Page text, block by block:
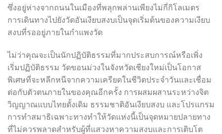
ซึ่งอยู่ห่างจากถนนในเมืองที่พลุกพล่านเพียงไม่กี่กิโลเมตร
การเดินทางไปยังวัดอันเงียบสงบเป็นจุดเริ่มต้นของความเงียบ
สงบที่รออยู่ภายในกำแพงวัด
ไม่ว่าคุณจะเป็นนักปฏิบัติธรรมที่มากประสบการณ์หรือเพิ่ง
เริ่มปฏิบัติธรรม วัดขอนม่วงในจังหวัดเชียงใหม่เป็นโอกาส
พิเศษที่จะหลีกหนีจากความเครียดในชีวิตประจำวันและเชื่อม
ต่อกับตัวตนภายในของคุณอีกครั้ง การผสมผสานระหว่างจิต
วิญญาณแบบไทยดั้งเดิม ธรรมชาติอันเงียบสงบ และโปรแกรม
การทำสมาธิเฉพาะทางทำให้วัดแห่งนี้เป็นจุดหมายปลายทาง
ที่ไม่ควรพลาดสำหรับผู้ที่แสวงหาความสงบและการเติบโต